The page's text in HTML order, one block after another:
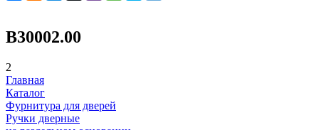
B30002.00
2
Главная
Каталог
Фурнитура для дверей
Ручки дверные